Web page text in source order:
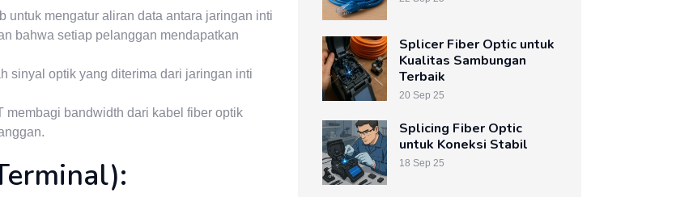
untuk mengatur aliran data antara jaringan inti
bahwa setiap pelanggan mendapatkan
sinyal optik yang diterima dari jaringan inti
membagi bandwidth dari kabel fiber optik
Splicer Fiber Optic untuk
Kualitas Sambungan
Terbaik
20 Sep 25
Splicing Fiber Optic
untuk Koneksi Stabil
18 Sep 25